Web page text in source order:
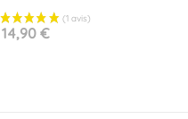
Prix
14,90 €